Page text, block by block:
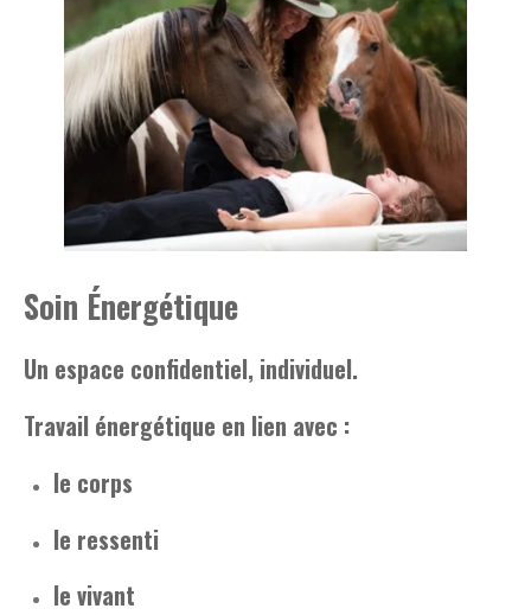
Soin Énergétique
Un espace confidentiel, individuel.
Travail énergétique en lien avec :
le corps
le ressenti
le vivant